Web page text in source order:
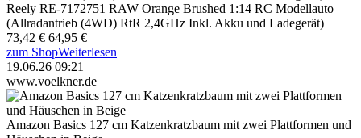
Reely RE-7172751 RAW Orange Brushed 1:14 RC Modellauto
(Allradantrieb (4WD) RtR 2,4GHz Inkl. Akku und Ladegerät)
73,42 € 64,95 €
zum ShopWeiterlesen
19.06.26 09:21
www.voelkner.de
Amazon Basics 127 cm Katzenkratzbaum mit zwei Plattformen und